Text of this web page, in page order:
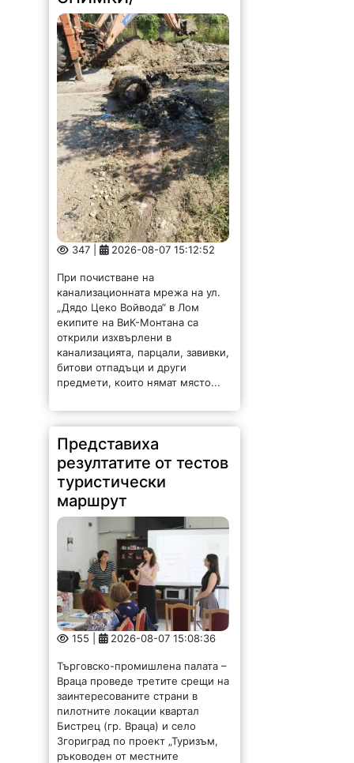
347 | 2026-08-07 15:12:52
канализационната мрежа на ул.
„Дядо Цеко Войвода“ в Лом
екипите на ВиК-Монтана са
открили изхвърлени в
канализацията, парцали, завивки,
битови отпадъци и други
предмети, които нямат място...
Представиха
резултатите от тестов
туристически
маршрут
155 | 2026-08-07 15:08:36
Враца проведе третите срещи на
заинтересованите страни в
пилотните локации квартал
Бистрец (гр. Враца) и село
Згориград по проект „Туризъм,
ръководен от местните